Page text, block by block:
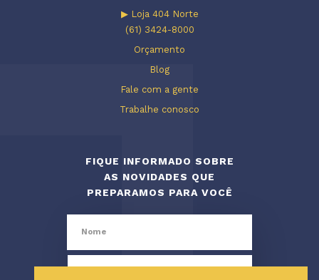
▶ Loja 404 Norte
(61) 3424-8000
Orçamento
Blog
Fale com a gente
Trabalhe conosco
FIQUE INFORMADO SOBRE
AS NOVIDADES QUE
PREPARAMOS PARA VOCÊ